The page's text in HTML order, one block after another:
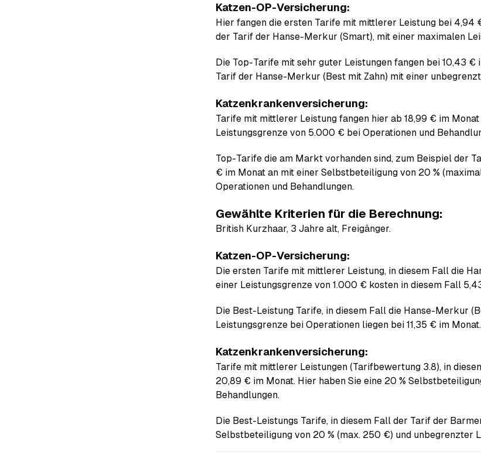
Katzen-OP-Versicherung:
Hier fangen die ersten Tarife mit mittlerer Leistung bei
der Tarif der Hanse-Merkur (Smart), mit einer maximalen
Die Top-Tarife mit sehr guter Leistungen fangen bei 10,43
Tarif der Hanse-Merkur (Best mit Zahn) mit einer
Katzenkrankenversicherung:
Tarife mit mittlerer Leistung fangen hier ab 18,99 € im
Leistungsgrenze von 5.000 € bei Operationen und
Top-Tarife die am Markt vorhanden sind, zum Beispiel der
€ im Monat an mit einer Selbstbeteiligung von 20 %
Operationen und Behandlungen.
Gewählte Kriterien für die Berechnung:
British Kurzhaar, 3 Jahre alt, Freigänger.
Katzen-OP-Versicherung:
Die ersten Tarife mit mittlerer Leistung, in diesem Fall die
einer Leistungsgrenze von 1.000 € kosten in diesem Fall
Die Best-Leistung Tarife, in diesem Fall die Hanse-Merkur
Leistungsgrenze bei Operationen liegen bei 11,35 € im Monat.
Katzenkrankenversicherung:
Tarife mit mittlerer Leistungen (Tarifbewertung 3.8), in
20,89 € im Monat. Hier haben Sie eine 20 %
Behandlungen.
Die Best-Leistungs Tarife, in diesem Fall der Tarif der
Selbstbeteiligung von 20 % (max. 250 €) und unbegrenzter